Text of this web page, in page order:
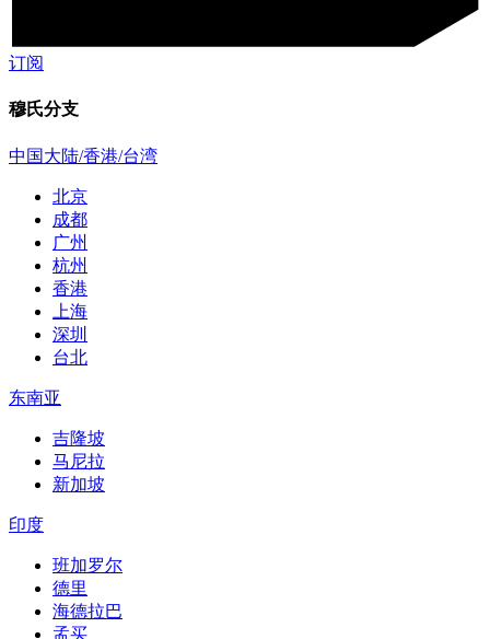
订阅
穆氏分支
中国大陆/香港/台湾
北京
成都
广州
杭州
香港
上海
深圳
台北
东南亚
吉隆坡
马尼拉
新加坡
印度
班加罗尔
德里
海德拉巴
孟买